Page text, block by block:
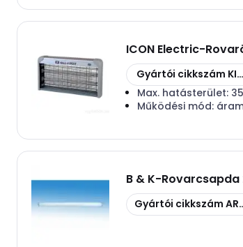
ICON Electric-
Másolás
Gyártói cikkszám
Max. hatásterület:
Működési mód:
B & K-Rovarcsapda
Másolás
Gyártói cikkszám